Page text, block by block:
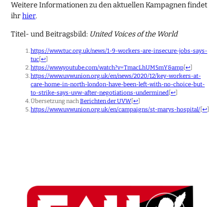
Weitere Informationen zu den aktuellen Kampagnen findet
ihrhier.
Titel- und Beitragsbild: United Voices of the World
https://www.tuc.org.uk/news/1-9-workers-are-insecure-jobs-says-
tuc[↩]
https://www.youtube.com/watch?v=TmacLhUM5mY&amp[↩]
https://www.uvwunion.org.uk/en/news/2020/12/key-workers-at-
care-home-in-north-london-have-been-left-with-no-choice-but-
to-strike-says-uvw-after-negotiations-undermined [↩]
Übersetzung nachBerichten der UVW[↩]
https://www.uvwunion.org.uk/en/campaigns/st-marys-hospital/[↩]